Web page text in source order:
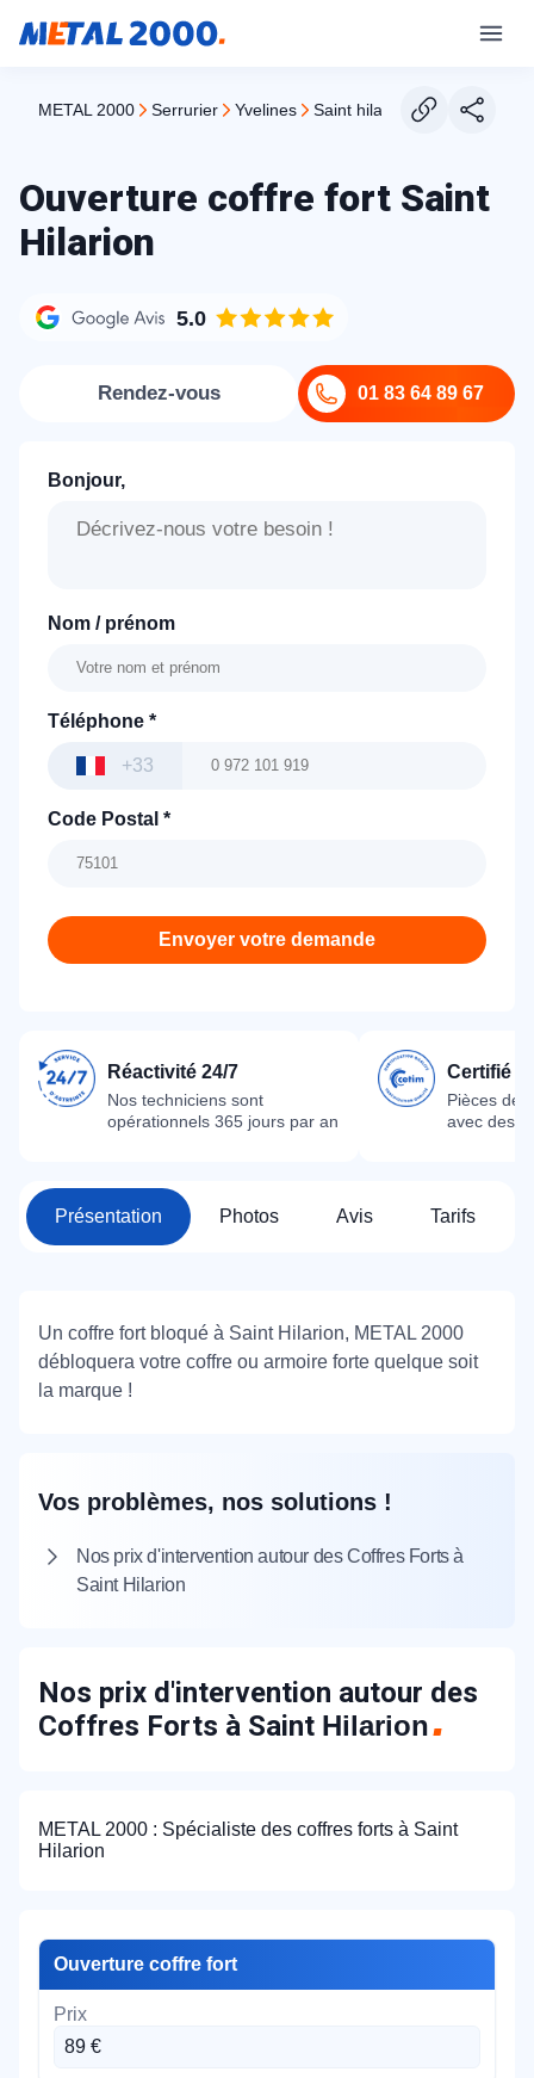
METAL 2000 serrurier yvelines saint hilarion
Ouverture coffre fort Saint
Hilarion
5.0
01 83 64 89 67
Rendez-vous
Bonjour,
Nom / prénom
Téléphone *
+33
Code Postal *
Envoyer votre demande
Réactivité 24/7
Nos techniciens sont
opérationnels 365 jours par an
Certifié
Pièces
avec des
Présentation Photos Avis Tarifs
Un coffre fort bloqué à Saint Hilarion, METAL 2000
débloquera votre coffre ou armoire forte quelque soit
la marque !
Vos problèmes, nos solutions !
Nos prix d'intervention autour des Coffres Forts à
Saint Hilarion
Nos prix d'intervention autour des
Coffres Forts à Saint Hilarion
METAL 2000 : Spécialiste des coffres forts à Saint
Hilarion
Ouverture coffre fort
89 €